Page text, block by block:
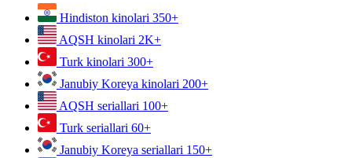
Hindiston kinolari 350+
AQSH kinolari 2K+
Turk kinolari 300+
Janubiy Koreya kinolari 200+
AQSH seriallari 100+
Turk seriallari 60+
Janubiy Koreya seriallari 150+